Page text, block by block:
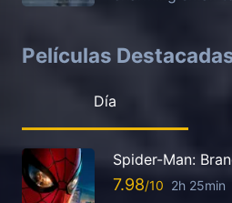
Películas
Día
Spider-Man:
7.98 2h 25min